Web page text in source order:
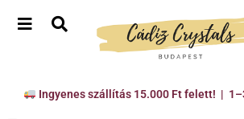
Ingyenes szállítás 15.000 Ft felett! |